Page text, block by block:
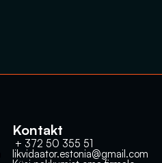
Kontakt
+ 372 50 355 51
likvidaator.estonia@gmail.com